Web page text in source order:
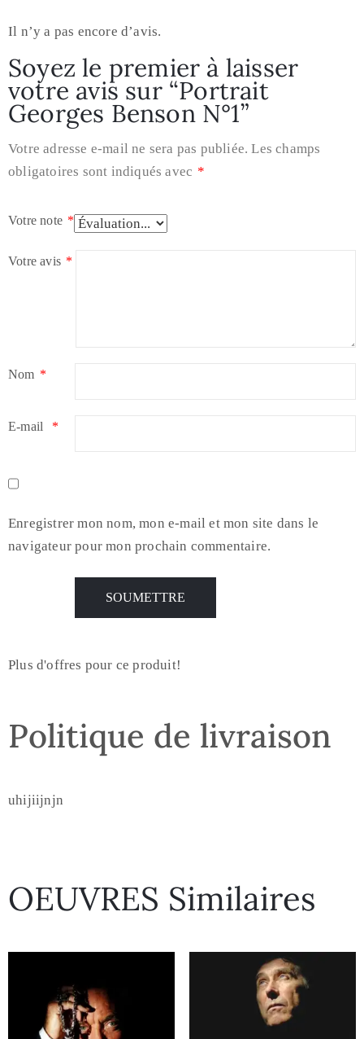
Il n’y a pas encore d’avis.
Soyez le premier à laisser
votre avis sur “Portrait
Georges Benson N°1”
Votre adresse e-mail ne sera pas publiée. Les champs
obligatoires sont indiqués avec *
Votre note *
Votre avis *
Nom *
E-mail *
Enregistrer mon nom, mon e-mail et mon site dans le
navigateur pour mon prochain commentaire.
Plus d'offres pour ce produit!
Politique de livraison
uhijiijnjn
OEUVRES Similaires